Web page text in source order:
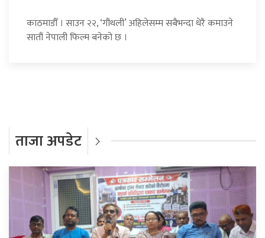
काठमाडौँ । साउन २२, ‘गौंथली’ अहिलेसम्म सबैभन्दा धेरै कमाउने
सातौं नेपाली फिल्म बनेको छ ।
ताजा अपडेट